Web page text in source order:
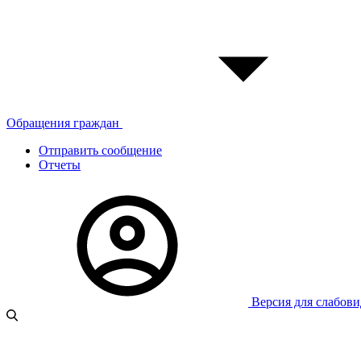
Обращения граждан
Отправить сообщение
Отчеты
Версия для